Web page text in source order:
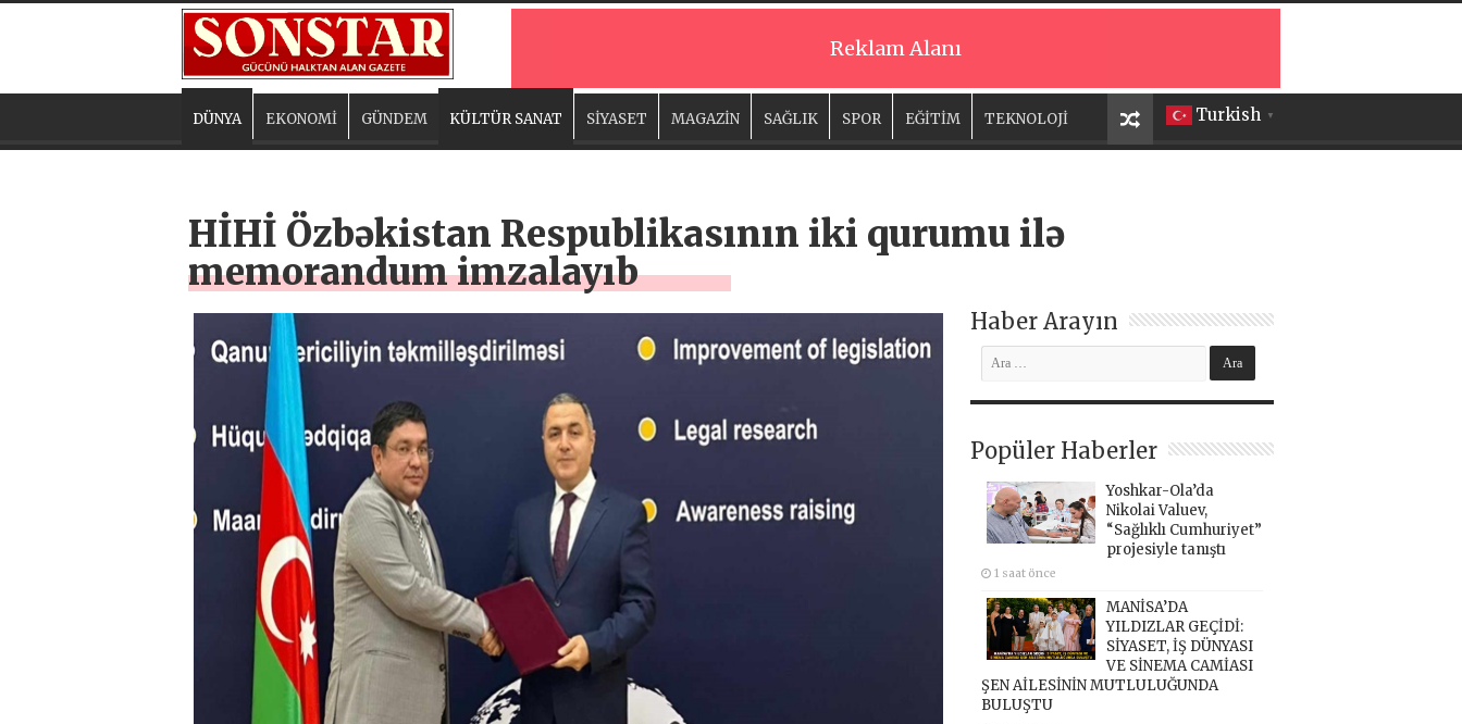
Reklam Alanı
Turkish ▼
DÜNYA EKONOMİ GÜNDEM KÜLTÜR SANAT SİYASET MAGAZİN SAĞLIK SPOR EĞİTİM TEKNOLOJİ
HİHİ Özbəkistan Respublikasının iki qurumu ilə
memorandum imzalayıb
Haber Arayın
Popüler Haberler
Yoshkar-Ola’da
Nikolai Valuev,
“Sağlıklı Cumhuriyet”
projesiyle tanıştı
1 saat önce
MANİSA’DA
YILDIZLAR GEÇİDİ:
SİYASET, İŞ DÜNYASI
VE SİNEMA CAMİASI
ŞEN AİLESİNİN MUTLULUĞUNDA
BULUŞTU